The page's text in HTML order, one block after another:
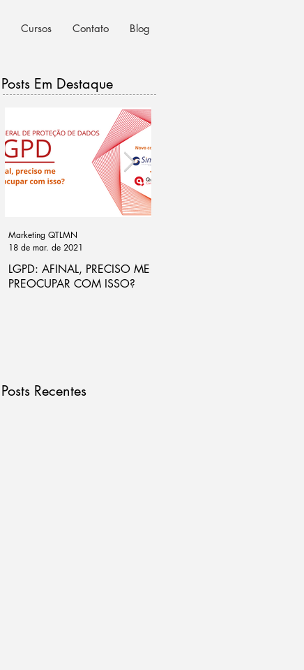
Cursos Contato Blog
Posts Em Destaque
LGPD: AFINAL, PRECISO ME
PREOCUPAR COM ISSO?
Marketing QTLMN
18 de mar. de 2021
Posts Recentes